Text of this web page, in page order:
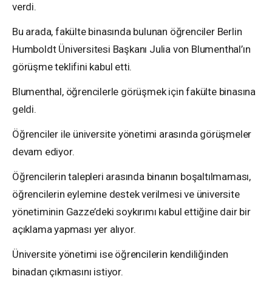
verdi.
Bu arada, fakülte binasında bulunan öğrenciler Berlin
Humboldt Üniversitesi Başkanı Julia von Blumenthal’ın
görüşme teklifini kabul etti.
Blumenthal, öğrencilerle görüşmek için fakülte binasına
geldi.
Öğrenciler ile üniversite yönetimi arasında görüşmeler
devam ediyor.
Öğrencilerin talepleri arasında binanın boşaltılmaması,
öğrencilerin eylemine destek verilmesi ve üniversite
yönetiminin Gazze’deki soykırımı kabul ettiğine dair bir
açıklama yapması yer alıyor.
Üniversite yönetimi ise öğrencilerin kendiliğinden
binadan çıkmasını istiyor.